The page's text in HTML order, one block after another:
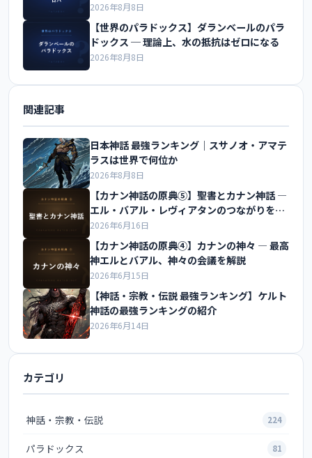
2026年8月8日
【世界のパラドックス】ダランベールのパラ
ドックス ─ 理論上、水の抵抗はゼロになる
2026年8月8日
関連記事
日本神話 最強ランキング｜スサノオ・アマテ
ラスは世界で何位か
2026年8月8日
【カナン神話の原典⑤】聖書とカナン神話 ―
エル・バアル・レヴィアタンのつながりを解
説
2026年6月16日
【カナン神話の原典④】カナンの神々 ― 最高
神エルとバアル、神々の会議を解説
2026年6月15日
【神話・宗教・伝説 最強ランキング】ケルト
神話の最強ランキングの紹介
2026年6月14日
カテゴリ
神話・宗教・伝説 224
パラドックス 81